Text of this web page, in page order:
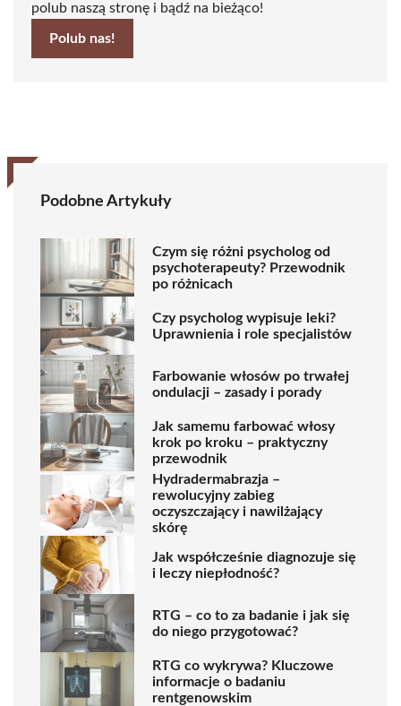
polub naszą stronę i bądź na bieżąco!
Polub nas!
Podobne Artykuły
Czym się różni psycholog od
psychoterapeuty? Przewodnik
po różnicach
Czy psycholog wypisuje leki?
Uprawnienia i role specjalistów
Farbowanie włosów po trwałej
ondulacji – zasady i porady
Jak samemu farbować włosy
krok po kroku – praktyczny
przewodnik
Hydradermabrazja –
rewolucyjny zabieg
oczyszczający i nawilżający
skórę
Jak współcześnie diagnozuje się
i leczy niepłodność?
RTG – co to za badanie i jak się
do niego przygotować?
RTG co wykrywa? Kluczowe
informacje o badaniu
rentgenowskim